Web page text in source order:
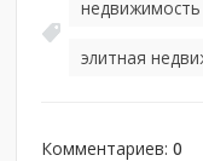
недвижимость
элитная
Комментариев:0